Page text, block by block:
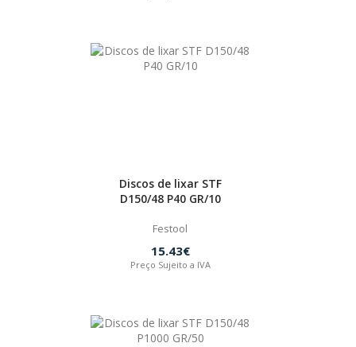
Discos de lixar STF
D150/48 P40 GR/10
Festool
15.43€
Preço Sujeito a IVA